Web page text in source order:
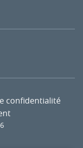
confidentialité